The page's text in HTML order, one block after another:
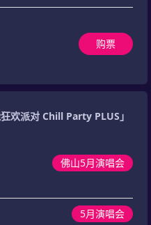
购票
狂欢派对 Chill Party PLUS」
佛山5月演唱会
5月演唱会